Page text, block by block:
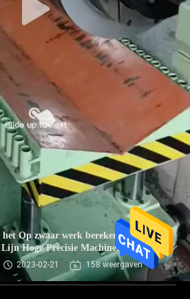
het Op zwaar werk berekende
Hoge Precisie Machine
2023-02-21 158 weergaven